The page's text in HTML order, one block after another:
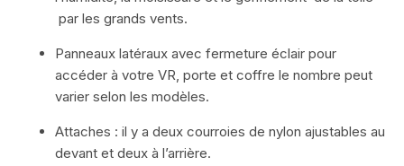
par les grands vents.
Panneaux latéraux avec fermeture éclair pour
accéder à votre VR, porte et coffre le nombre peut
varier selon les modèles.
Attaches : il y a deux courroies de nylon ajustables au
devant et deux à l’arrière.